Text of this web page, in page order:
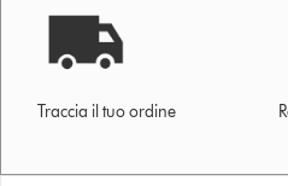
Traccia il tuo ordine